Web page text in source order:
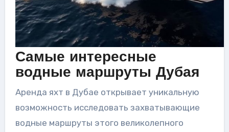
Самые интересные
водные маршруты Дубая
Аренда яхт в Дубае открывает уникальную
возможность исследовать захватывающие
водные маршруты этого великолепного